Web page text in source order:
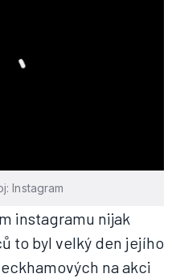
Instagram
instagramu nijak
to byl velký den jejího
na akci